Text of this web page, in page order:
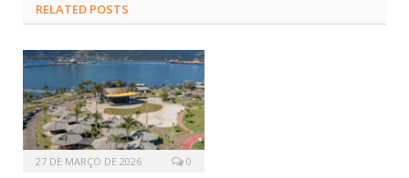
RELATED POSTS
27 DE MARÇO DE 2026 0